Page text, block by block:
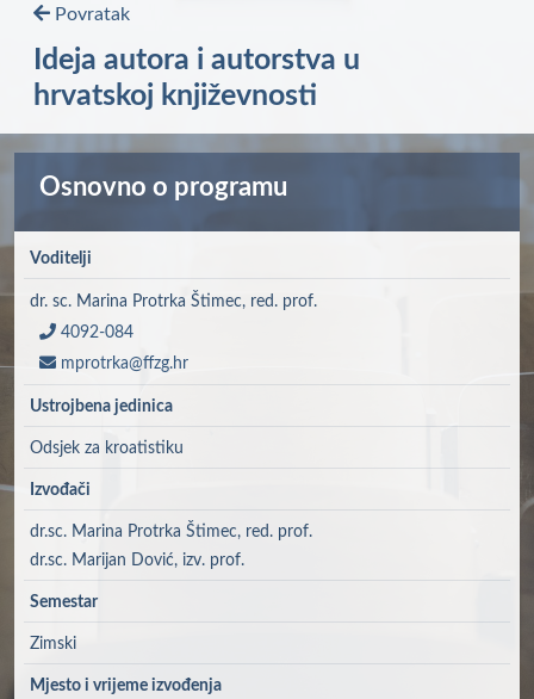
Povratak
Ideja autora i autorstva u
hrvatskoj književnosti
Osnovno o programu
Voditelji
dr. sc. Marina Protrka Štimec, red. prof.
4092-084
mprotrka@ffzg.hr
Ustrojbena jedinica
Odsjek za kroatistiku
Izvođači
dr.sc. Marina Protrka Štimec, red. prof.
dr.sc. Marijan Dović, izv. prof.
Semestar
Zimski
Mjesto i vrijeme izvođenja